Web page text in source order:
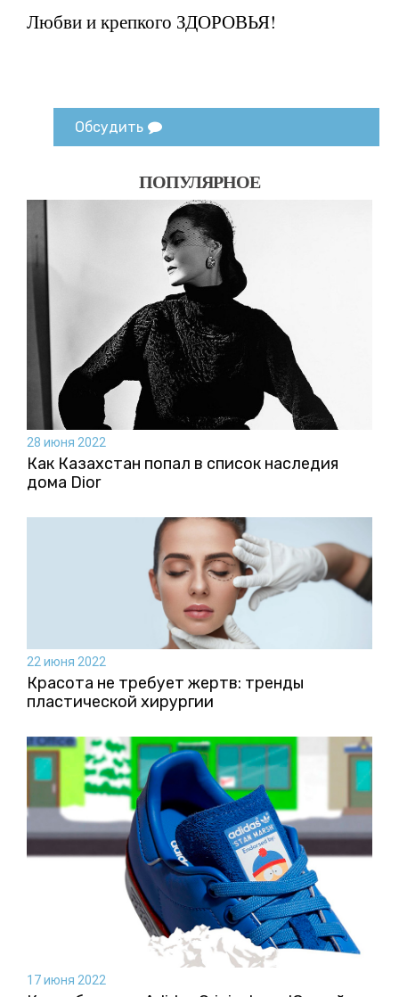
Любви и крепкого ЗДОРОВЬЯ!
Обсудить
ПОПУЛЯРНОЕ
28 июня 2022
Как Казахстан попал в список наследия
дома Dior
22 июня 2022
Красота не требует жертв: тренды
пластической хирургии
17 июня 2022